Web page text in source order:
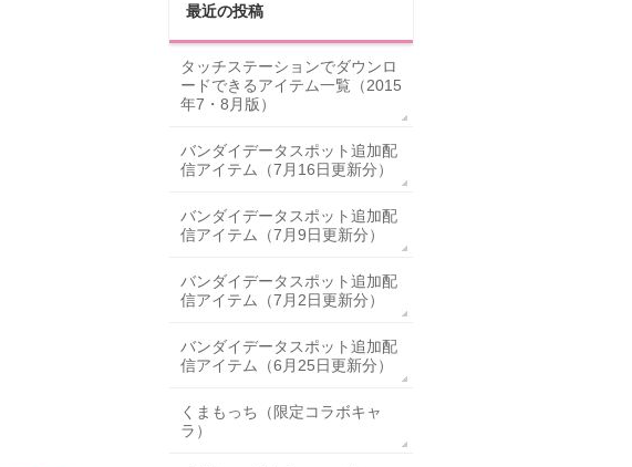
最近の投稿
タッチステーションでダウンロ
ードできるアイテム一覧（2015
年7・8月版）
バンダイデータスポット追加配
信アイテム（7月16日更新分）
バンダイデータスポット追加配
信アイテム（7月9日更新分）
バンダイデータスポット追加配
信アイテム（7月2日更新分）
バンダイデータスポット追加配
信アイテム（6月25日更新分）
くまもっち（限定コラボキャ
ラ）